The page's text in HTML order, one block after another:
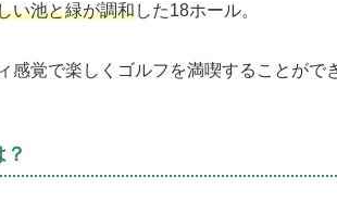
い池と緑が調和した18ホール。
感覚で楽しくゴルフを満喫することがで